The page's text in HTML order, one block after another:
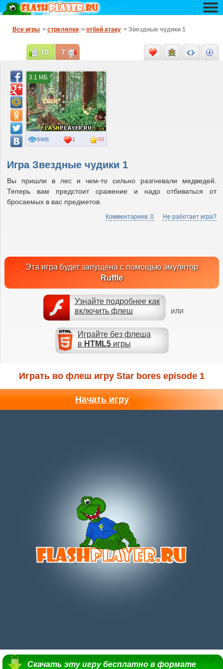
Все игры > стрелялки > отбей атаку > Звездные чудики 1
Игра Звездные чудики 1
Вы пришли в лес и чем-то сильно разгневали медведей.
Теперь вам предстоит сражение и надо отбиваться от
бросаемых в вас предметов.
Комментариев: 0 Не работает игра?
Эта игра будет запущена с помощью эмулятор
Ruffle
Узнайте подробнее как
включить флеш
ИЛИ
Играйте без флеша
в HTML5игры
59
8468 1
3.1 МБ
10 7
Играть во флеш игру Star bores episode 1
Начать игру
Скачать эту игру бесплатно в формате